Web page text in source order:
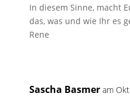
In diesem Sinne, macht
das, was und wie Ihr es
Rene
Sascha Basmer am